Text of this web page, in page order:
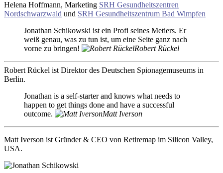
Helena Hoffmann, Marketing SRH Gesundheitszentren
Nordschwarzwald und SRH Gesundheitszentrum Bad Wimpfen
Jonathan Schikowski ist ein Profi seines Metiers. Er
weiß genau, was zu tun ist, um eine Seite ganz nach
vorne zu bringen!
Robert Rückel
Robert Rückel ist Direktor des Deutschen Spionagemuseums in
Berlin.
Jonathan is a self-starter and knows what needs to
happen to get things done and have a successful
outcome.
Matt Iverson
Matt Iverson ist Gründer & CEO von Retiremap im Silicon Valley,
USA.